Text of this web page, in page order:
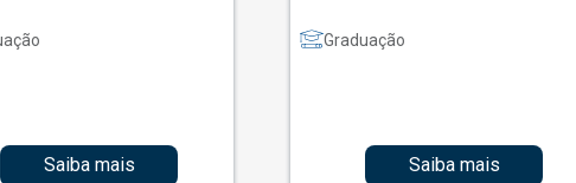
Saiba mais
Graduação
Saiba mais